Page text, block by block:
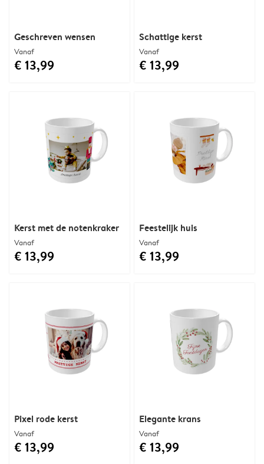
Kerst met de notenkraker
Vanaf
€ 13,99
Schattige kerst
Vanaf
€ 13,99
Feestelijk huis
Vanaf
€ 13,99
Pixel rode kerst
Vanaf
€ 13,99
Elegante krans
Vanaf
€ 13,99
Geschreven wensen
Vanaf
€ 13,99